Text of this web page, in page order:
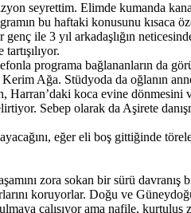
seyrettim. Elimde kumanda
bu haftaki konusunu kısaca
ile 3 yıl arkadaşlığın
programa bağlananların da
Ağa. Stüdyoda da oğlanın
koca evine
Sebep olarak da Aşirete
eğer eli boş gittiğinde
zora sokan bir sürü
koruyorlar. Doğu ve
çalışıyor ama nafile, kurtuluş